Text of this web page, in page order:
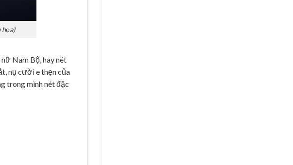
họa)
Nam Bộ, hay nét
nụ cười e thẹn của
trong mình nét đặc